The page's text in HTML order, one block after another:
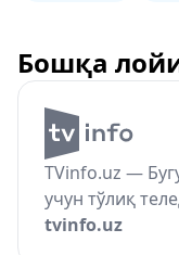
Бошқа
TVinfo.uz —
учун тўлиқ
tvinfo.uz